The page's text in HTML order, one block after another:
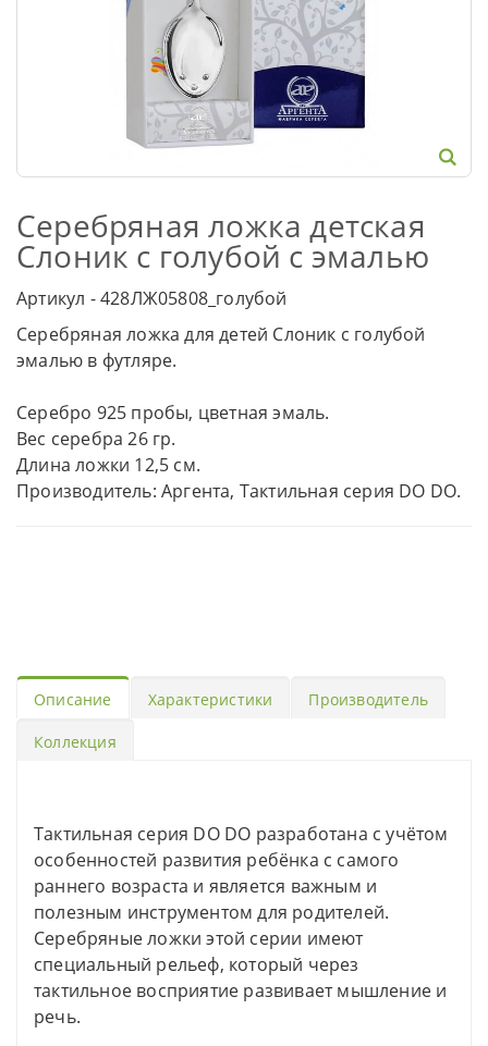
Серебряная ложка детская
Слоник с голубой с эмалью
Артикул - 428ЛЖ05808_голубой
Серебряная ложка для детей Слоник с голубой
эмалью в футляре.
Серебро 925 пробы, цветная эмаль.
Вес серебра 26 гр.
Длина ложки 12,5 см.
Производитель: Аргента, Тактильная серия DO DO.
Описание Характеристики Производитель
Коллекция
Тактильная серия DO DO разработана с учётом
особенностей развития ребёнка с самого
раннего возраста и является важным и
полезным инструментом для родителей.
Серебряные ложки этой серии имеют
специальный рельеф, который через
тактильное восприятие развивает мышление и
речь.